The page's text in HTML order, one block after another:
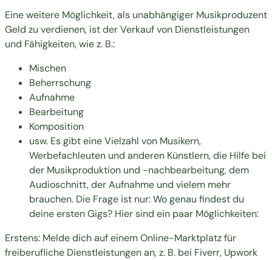
Eine weitere Möglichkeit, als unabhängiger Musikproduzent
Geld zu verdienen, ist der Verkauf von Dienstleistungen
und Fähigkeiten, wie z. B.:
Mischen
Beherrschung
Aufnahme
Bearbeitung
Komposition
usw. Es gibt eine Vielzahl von Musikern,
Werbefachleuten und anderen Künstlern, die Hilfe bei
der Musikproduktion und -nachbearbeitung, dem
Audioschnitt, der Aufnahme und vielem mehr
brauchen. Die Frage ist nur: Wo genau findest du
deine ersten Gigs? Hier sind ein paar Möglichkeiten:
Erstens: Melde dich auf einem Online-Marktplatz für
freiberufliche Dienstleistungen an, z. B. bei Fiverr, Upwork